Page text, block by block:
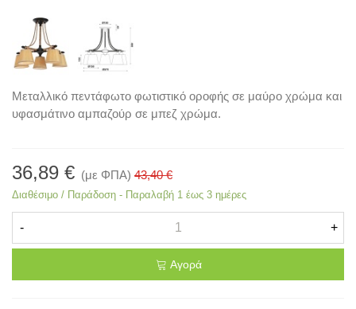
Μεταλλικό πεντάφωτο φωτιστικό οροφής σε μαύρο χρώμα και
υφασμάτινο αμπαζούρ σε μπεζ χρώμα.
36,89 € (με ΦΠΑ) 43,40 €
Διαθέσιμο / Παράδοση - Παραλαβή 1 έως 3 ημέρες
- +
Αγορά